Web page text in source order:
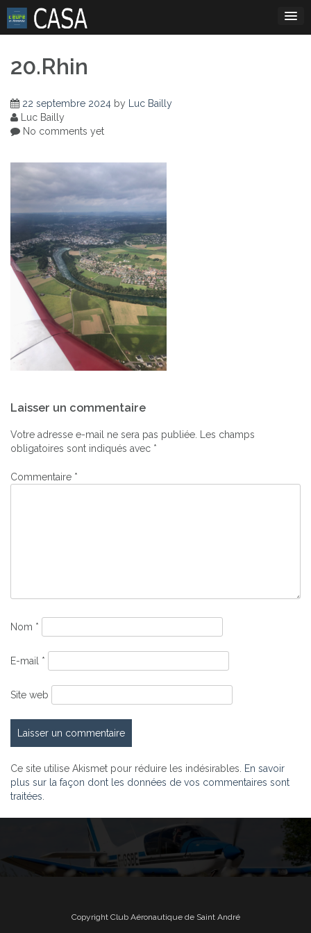
Skip
content
20.Rhin
22 septembre 2024 by Luc Bailly
Luc Bailly
No comments yet
de
l’article
Laisser un commentaire
Votre adresse e-mail ne sera pas publiée. Les champs
obligatoires sont indiqués avec *
Commentaire *
Nom *
E-mail *
Site web
Ce site utilise Akismet pour réduire les indésirables. En savoir
plus sur la façon dont les données de vos commentaires sont
traitées
Copyright Club Aéronautique de Saint André